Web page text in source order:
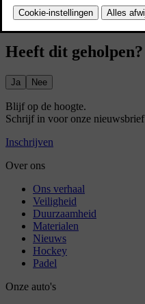
Heeft dit geholpen?
Ja Nee